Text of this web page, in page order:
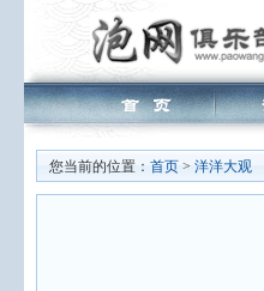
您当前的位置： 首页 > 洋洋大观